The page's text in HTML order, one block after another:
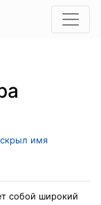
имя
собой широкий